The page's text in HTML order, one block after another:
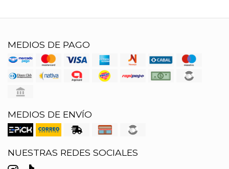
MEDIOS DE PAGO
MEDIOS DE ENVÍO
NUESTRAS REDES SOCIALES